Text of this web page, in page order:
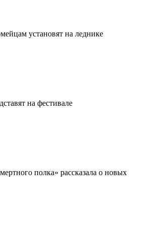
установят на леднике
на фестивале
полка» рассказала о новых